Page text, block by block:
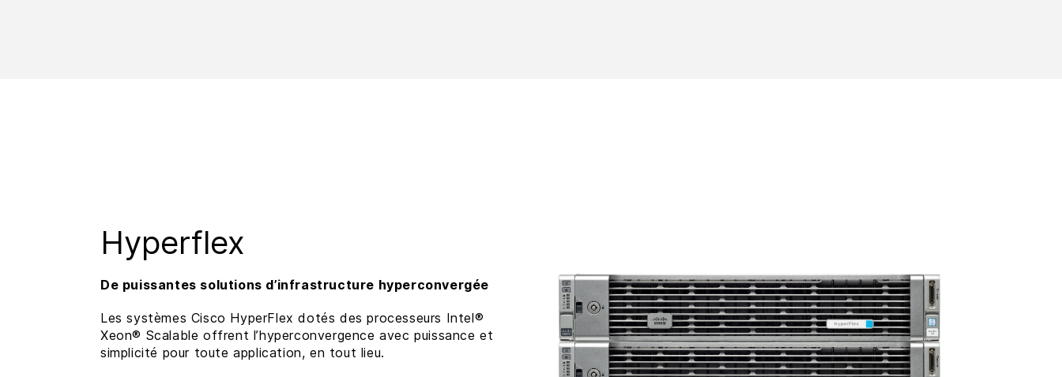
Hyperflex
De puissantes solutions d’infrastructure hyperconvergée
Les systèmes Cisco HyperFlex dotés des processeurs Intel®
Xeon® Scalable offrent l’hyperconvergence avec puissance et
simplicité pour toute application, en tout lieu.